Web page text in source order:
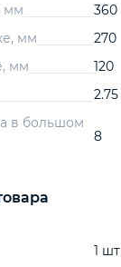
мм
360
мм
270
мм
120
2.75
в большом
8
1 шт